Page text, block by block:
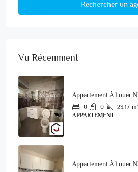
Rechercher un
Vu Récemment
Appartement À Louer
0 0 23.17 m²
APPARTEMENT
Appartement À Louer